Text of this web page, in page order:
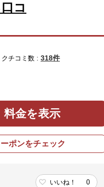
コ
クチコミ数 : 318件
料金を表示
ポンをチェック
いいね！ 0